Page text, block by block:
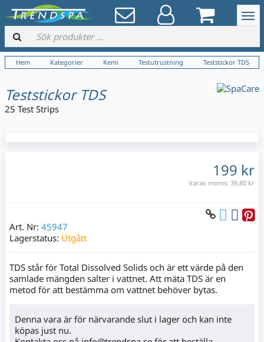
Hem Kategorier Kemi Testutrustning Teststickor TDS
Teststickor TDS
25 Test Strips
199 kr
Varav moms: 39,80 kr
Art. Nr: 45947
Lagerstatus: Utgått
TDS står för Total Dissolved Solids och är ett värde på den
samlade mängden salter i vattnet. Att mäta TDS är en
metod för att bestämma om vattnet behöver bytas.
Denna vara är för närvarande slut i lager och kan inte
köpas just nu.